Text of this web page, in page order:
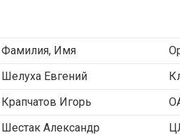
Фамилия, Имя
Шелуха Евгений
Крапчатов Игорь
Шестак Александр